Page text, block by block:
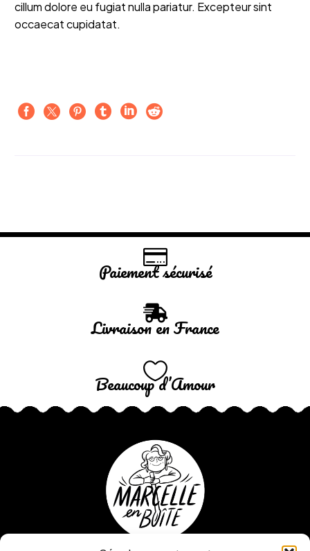
cillum dolore eu fugiat nulla pariatur. Excepteur sint
occaecat cupidatat.
Paiement sécurisé
Livraison en France
Beaucoup d’Amour